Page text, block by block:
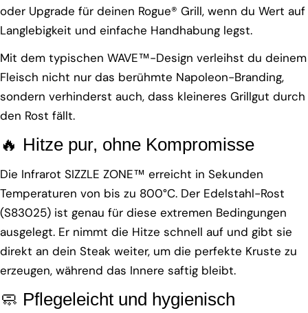
oder Upgrade für deinen Rogue® Grill, wenn du Wert auf
Langlebigkeit und einfache Handhabung legst.
Mit dem typischen WAVE™-Design verleihst du deinem
Fleisch nicht nur das berühmte Napoleon-Branding,
sondern verhinderst auch, dass kleineres Grillgut durch
den Rost fällt.
🔥 Hitze pur, ohne Kompromisse
Die Infrarot SIZZLE ZONE™ erreicht in Sekunden
Temperaturen von bis zu 800°C. Der Edelstahl-Rost
(S83025) ist genau für diese extremen Bedingungen
ausgelegt. Er nimmt die Hitze schnell auf und gibt sie
direkt an dein Steak weiter, um die perfekte Kruste zu
erzeugen, während das Innere saftig bleibt.
🧼 Pflegeleicht und hygienisch